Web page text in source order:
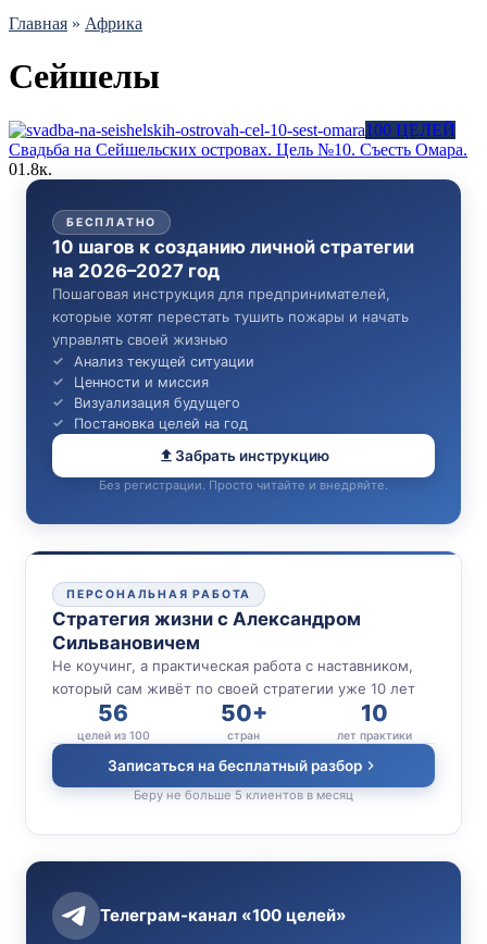
Главная » Африка
Сейшелы
100 ЦЕЛЕЙ
Свадьба на Сейшельских островах. Цель №10. Съесть Омара.
01.8к.
БЕСПЛАТНО
10 шагов к созданию личной стратегии
на 2026–2027 год
Пошаговая инструкция для предпринимателей,
которые хотят перестать тушить пожары и начать
управлять своей жизнью
Анализ текущей ситуации
Ценности и миссия
Визуализация будущего
Постановка целей на год
Забрать инструкцию
Без регистрации. Просто читайте и внедряйте.
ПЕРСОНАЛЬНАЯ РАБОТА
Стратегия жизни с Александром
Сильвановичем
Не коучинг, а практическая работа с наставником,
который сам живёт по своей стратегии уже 10 лет
56
целей из 100
50+
стран
10
лет практики
Записаться на бесплатный разбор
Беру не больше 5 клиентов в месяц
Телеграм-канал «100 целей»